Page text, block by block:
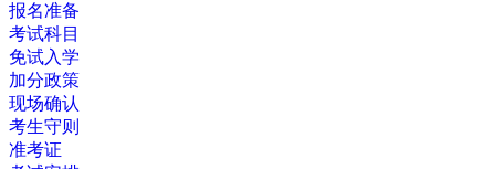
报名准备
考试科目
免试入学
加分政策
现场确认
考生守则
准考证